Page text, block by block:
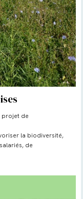
projet de
la biodiversité,
de